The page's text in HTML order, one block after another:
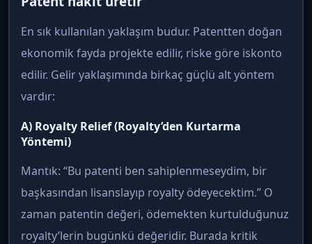
En sık kullanılan yaklaşım budur. Patentten doğan
ekonomik fayda projekte edilir, riske göre iskonto
edilir. Gelir yaklaşımında birkaç güçlü alt yöntem
vardır:
A) Royalty Relief (Royalty’den Kurtarma
Yöntemi)
Mantık: “Bu patenti ben sahiplenmeseydim, bir
başkasından lisanslayıp royalty ödeyecektim.” O
zaman patentin değeri, ödemekten kurtulduğunuz
royalty’lerin bugünkü değeridir. Burada kritik